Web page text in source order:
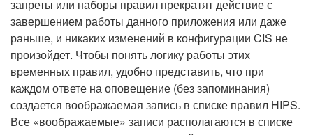
запреты или наборы правил прекратят действие с
завершением работы данного приложения или даже
раньше, и никаких изменений в конфигурации CIS не
произойдет. Чтобы понять логику работы этих
временных правил, удобно представить, что при
каждом ответе на оповещение (без запоминания)
создается воображаемая запись в списке правил HIPS.
Все «воображаемые» записи располагаются в списке